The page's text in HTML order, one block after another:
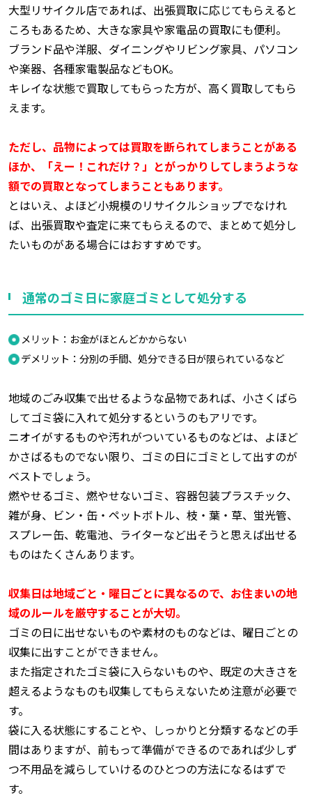
大型リサイクル店であれば、出張買取に応じてもらえると
ころもあるため、大きな家具や家電品の買取にも便利。
ブランド品や洋服、ダイニングやリビング家具、パソコン
や楽器、各種家電製品などもOK。
キレイな状態で買取してもらった方が、高く買取してもら
えます。
ただし、品物によっては買取を断られてしまうことがある
ほか、「えー！これだけ？」とがっかりしてしまうような
額での買取となってしまうこともあります。
とはいえ、よほど小規模のリサイクルショップでなけれ
ば、出張買取や査定に来てもらえるので、まとめて処分し
たいものがある場合にはおすすめです。
通常のゴミ日に家庭ゴミとして処分する
メリット：お金がほとんどかからない
デメリット：分別の手間、処分できる日が限られているなど
地域のごみ収集で出せるような品物であれば、小さくばら
してゴミ袋に入れて処分するというのもアリです。
ニオイがするものや汚れがついているものなどは、よほど
かさばるものでない限り、ゴミの日にゴミとして出すのが
ベストでしょう。
燃やせるゴミ、燃やせないゴミ、容器包装プラスチック、
雑が身、ビン・缶・ペットボトル、枝・葉・草、蛍光管、
スプレー缶、乾電池、ライターなど出そうと思えば出せる
ものはたくさんあります。
収集日は地域ごと・曜日ごとに異なるので、お住まいの地
域のルールを厳守することが大切。
ゴミの日に出せないものや素材のものなどは、曜日ごとの
収集に出すことができません。
また指定されたゴミ袋に入らないものや、既定の大きさを
超えるようなものも収集してもらえないため注意が必要で
す。
袋に入る状態にすることや、しっかりと分類するなどの手
間はありますが、前もって準備ができるのであれば少しず
つ不用品を減らしていけるのひとつの方法になるはずで
す。